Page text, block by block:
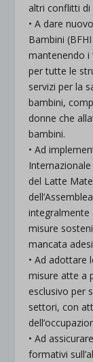
altri conflitti di
• A dare
Bambini
mantenendo i
per tutte le
servizi per la
bambini,
donne che
bambini.
• Ad
del Latte
integralmente
misure
mancata
• Ad adottare
misure atte a
esclusivo per
settori, con
• Ad
formativi